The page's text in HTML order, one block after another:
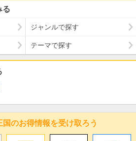
る
ジャンルで探す
テーマで探す
国のお得情報を受け取ろう